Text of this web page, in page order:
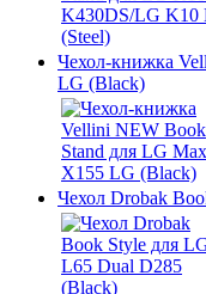
Чехол-книжка
LG (Black)
Чехол Drobak